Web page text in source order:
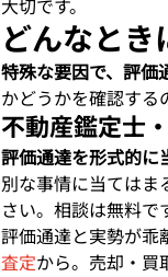
大切です。
どんなとき
特殊な要因で、評価
かどうかを確認する
不動産鑑定士
評価通達を形式的に
別な事情に当てはま
さい。相談は無料で
評価通達と実勢が
査定から。売却・買